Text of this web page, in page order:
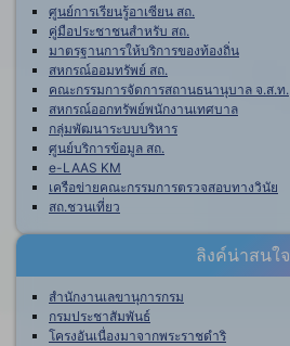
ศูนย์การเรียนรู้อาเซียน สถ.
คู่มือประชาชนสำหรับ สถ.
มาตรฐานการให้บริการของท้องถิ่น
สหกรณ์ออมทรัพย์ สถ.
คณะกรรมการจัดการสถานธนานุบาล จ.ส.ท.
สหกรณ์ออกทรัพย์พนักงานเทศบาล
กลุ่มพัฒนาระบบบริหาร
ศูนย์บริการข้อมูล สถ.
e-LAAS KM
เครือข่ายคณะกรรมการตรวจสอบทางวินัย
สถ.ชวนเที่ยว
ลิงค์น่าสนใจ
สำนักงานเลขานุการกรม
กรมประชาสัมพันธ์
โครงอันเนื่องมาจากพระราชดำริ